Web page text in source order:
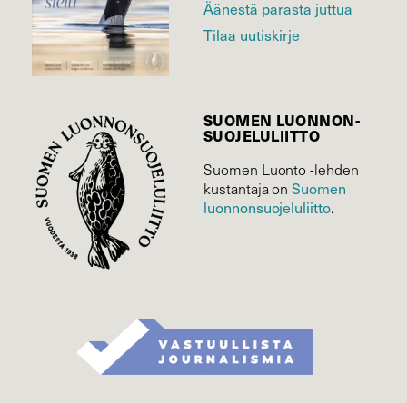
Äänestä parasta juttua
Tilaa uutiskirje
SUOMEN LUONNON­
SUOJELU­LIITTO
Suomen Luonto -lehden
kustantaja onSuomen
luonnonsuojelu­liitto.